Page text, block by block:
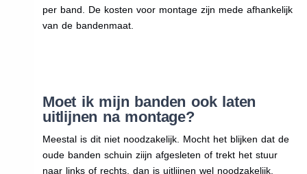
per band. De kosten voor montage zijn mede afhankelijk
van de bandenmaat.
Moet ik mijn banden ook laten
uitlijnen na montage?
Meestal is dit niet noodzakelijk. Mocht het blijken dat de
oude banden schuin ziijn afgesleten of trekt het stuur
naar links of rechts, dan is uitlijnen wel noodzakelijk.